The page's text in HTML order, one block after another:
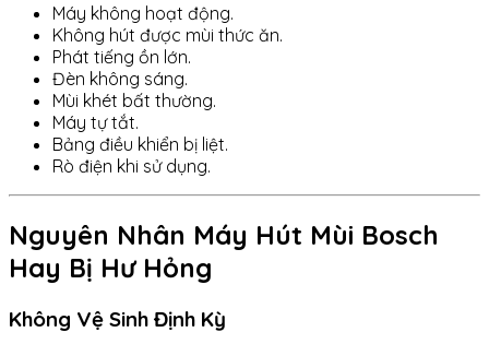
Máy không hoạt động.
Không hút được mùi thức ăn.
Phát tiếng ồn lớn.
Đèn không sáng.
Mùi khét bất thường.
Máy tự tắt.
Bảng điều khiển bị liệt.
Rò điện khi sử dụng.
Nguyên Nhân Máy Hút Mùi Bosch
Hay Bị Hư Hỏng
Không Vệ Sinh Định Kỳ